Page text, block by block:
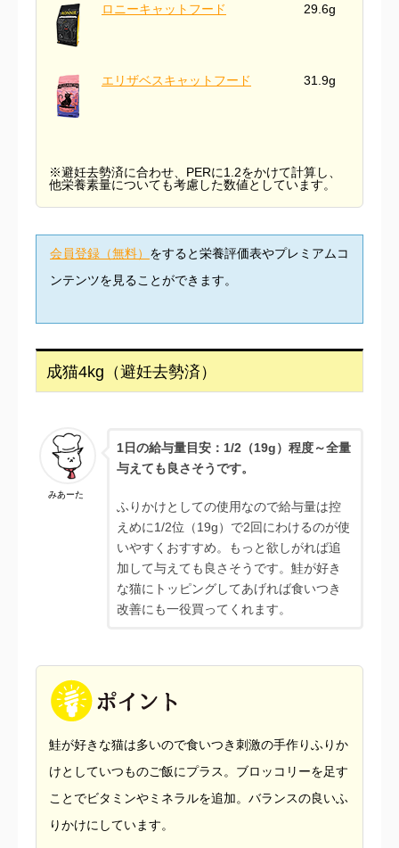
ロニーキャットフード 29.6g
エリザベスキャットフード 31.9g
※避妊去勢済に合わせ、PERに1.2をかけて計算し、
他栄養素量についても考慮した数値としています。
会員登録（無料） をすると栄養評価表やプレミアムコ
ンテンツを見ることができます。
成猫4kg（避妊去勢済）
みあーた
1日の給与量目安：1/2（19g）程度～全量
与えても良さそうです。
ふりかけとしての使用なので給与量は控
えめに1/2位（19g）で2回にわけるのが使
いやすくおすすめ。もっと欲しがれば追
加して与えても良さそうです。鮭が好き
な猫にトッピングしてあげれば食いつき
改善にも一役買ってくれます。
鮭が好きな猫は多いので食いつき刺激の手作りふりか
けとしていつものご飯にプラス。ブロッコリーを足す
ことでビタミンやミネラルを追加。バランスの良いふ
りかけにしています。